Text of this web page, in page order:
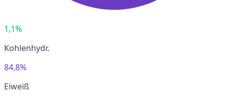
1,1%
Kohlenhydr.
84,8%
Eiweiß